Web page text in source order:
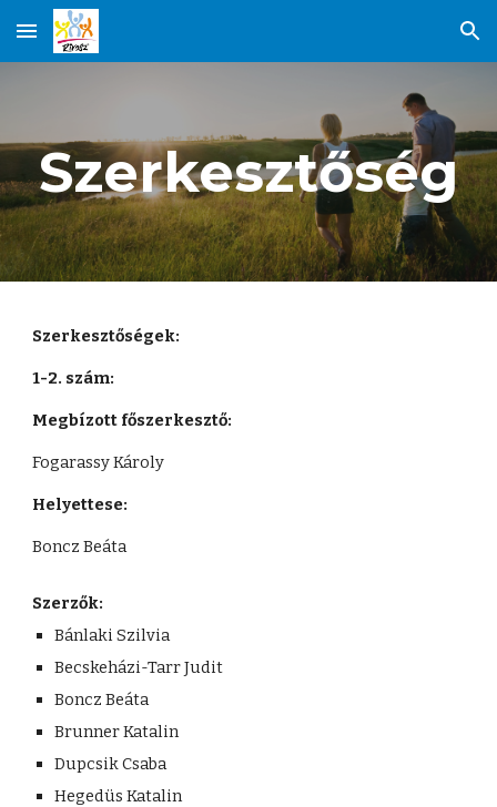
Skip to main content Skip to navigation
Szerkesztőség
Szerkesztőségek:
1-2. szám:
Megbízott főszerkesztő:
Fogarassy Károly
Helyettese:
Boncz Beáta
Szerzők:
Bánlaki Szilvia
Becskeházi-Tarr Judit
Boncz Beáta
Brunner Katalin
Dupcsik Csaba
Hegedüs Katalin